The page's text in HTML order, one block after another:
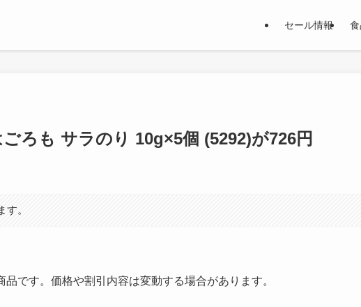
セール情報
ろも サラのり 10g×5個 (5292)が726円
。
です。価格や割引内容は変動する場合があります。